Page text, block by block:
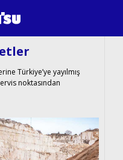
Olsun
Türkiye’ye yayılmış
noktasından